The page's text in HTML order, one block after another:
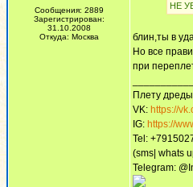
Сообщения: 2889
Зарегистрирован:
31.10.2008
Откуда: Москва
НЕ
блин,ты в
Но все
при
Плету
VK: https://
IG: https://
Tel:
(sms| whats
Telegram: